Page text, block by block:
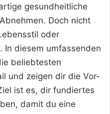
gesundheitliche
Doch nicht
oder
In diesem umfassenden
beliebtesten
und zeigen dir die Vor-
ist es, dir fundiertes
damit du eine